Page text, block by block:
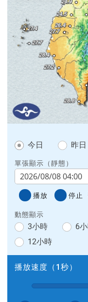
今日 昨日
單張顯示（靜態）
播放 停止
動態顯示
3小時 6
12小時
播放速度（ 1 秒）